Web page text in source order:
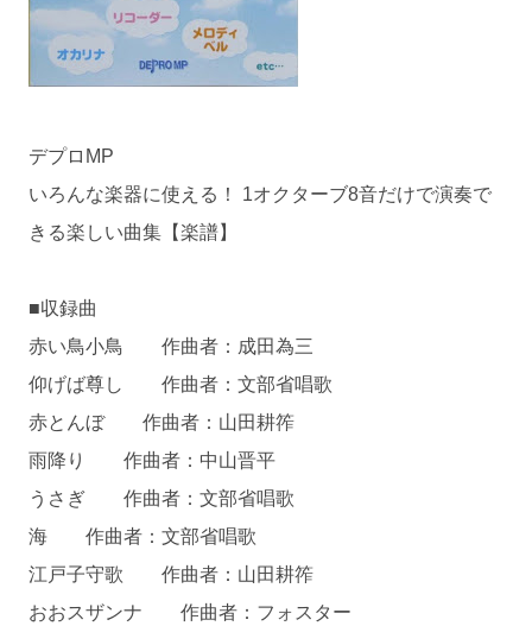
デプロMP
いろんな楽器に使える！ 1オクターブ8音だけで演奏で
きる楽しい曲集【楽譜】
■収録曲
赤い鳥小鳥 作曲者：成田為三
仰げば尊し 作曲者：文部省唱歌
赤とんぼ 作曲者：山田耕筰
雨降り 作曲者：中山晋平
うさぎ 作曲者：文部省唱歌
海 作曲者：文部省唱歌
江戸子守歌 作曲者：山田耕筰
おおスザンナ 作曲者：フォスター